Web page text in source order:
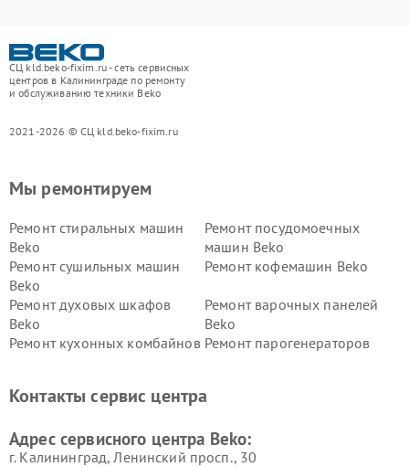
СЦ kld.beko-fixim.ru - сеть сервисных
центров в Калининграде по ремонту
и обслуживанию техники Beko
2021-2026 © СЦ kld.beko-fixim.ru
Мы ремонтируем
Ремонт стиральных машин
Beko
Ремонт посудомоечных
машин Beko
Ремонт сушильных машин
Beko
Ремонт кофемашин Beko
Ремонт духовых шкафов
Beko
Ремонт варочных панелей
Beko
Ремонт кухонных комбайнов Ремонт парогенераторов
Ремонт холодильников Beko Ремонт морозильных камер
Контакты сервис центра
Адрес сервисного центра Beko:
г. Калининград, Ленинский просп., 30